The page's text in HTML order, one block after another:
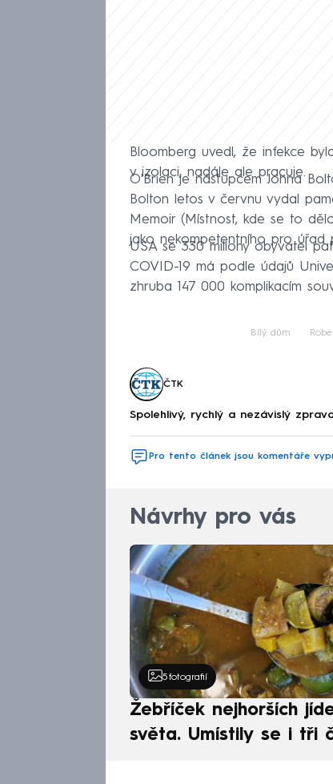
Bloomberg uvedl, že infekce
v izolaci, nadále ale pracuje.
O'Brien je nástupcem Johna
Bolton letos v červnu vydal
Memoir (Místnost, kde se to
jako nekompetentního pro úřad
USA se 330 miliony obyvatel
COVID-19 má podle údajů
zhruba 147 000 komplikacím
Bílý dům
ČTK
Spolehlivý, rychlý a nezávislý
Pro tento článek jsou komentáře
Návrhy pro vás
5 fotografií
Žebříček nejhorších
světa. Umístily se i tři